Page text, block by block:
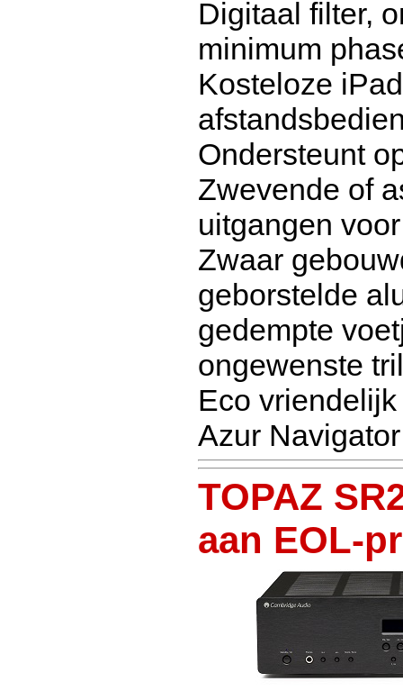
Digitaal filter,
minimum
Kosteloze
Ondersteunt
Zwevende of
uitgangen
Zwaar
geborstelde
gedempte
ongewenste
Eco
Azur
TOPAZ
aan EOL-